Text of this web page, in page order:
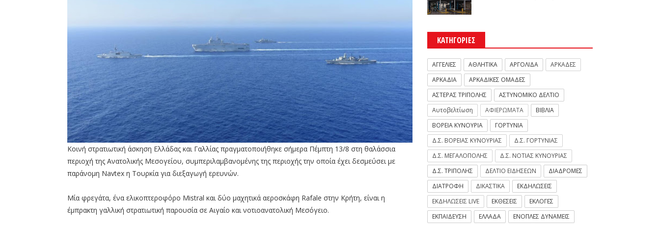
Κοινή στρατιωτική άσκηση Ελλάδας και Γαλλίας πραγματοποιήθηκε σήμερα Πέμπτη 13/8 στη θαλάσσια
περιοχή της Ανατολικής Μεσογείου, συμπεριλαμβανομένης της περιοχής την οποία έχει δεσμεύσει με
παράνομη Navtex η Τουρκία για διεξαγωγή ερευνών.
Μία φρεγάτα, ένα ελικοπτεροφόρο Mistral και δύο μαχητικά αεροσκάφη Rafale στην Κρήτη, είναι η
έμπρακτη γαλλική στρατιωτική παρουσία σε Αιγαίο και νοτιοανατολική Μεσόγειο.
ΚΑΤΗΓΟΡΙΕΣ
ΑΓΓΕΛΙΕΣ ΑΘΛΗΤΙΚΑ ΑΡΓΟΛΙΔΑ
ΑΡΚΑΔΕΣ
ΑΡΚΑΔΙΑ
ΑΡΚΑΔΙΚΕΣ ΟΜΑΔΕΣ
ΑΣΤΕΡΑΣ ΤΡΙΠΟΛΗΣ
ΑΣΤΥΝΟΜΙΚΟ ΔΕΛΤΙΟ
Αυτοβελτίωση
ΑΦΙΕΡΩΜΑΤΑ
ΒΙΒΛΙΑ
ΒΟΡΕΙΑ ΚΥΝΟΥΡΙΑ
ΓΟΡΤΥΝΙΑ
Δ.Σ. ΒΟΡΕΙΑΣ ΚΥΝΟΥΡΙΑΣ
Δ.Σ. ΓΟΡΤΥΝΙΑΣ
Δ.Σ. ΜΕΓΑΛΟΠΟΛΗΣ
Δ.Σ. ΝΟΤΙΑΣ ΚΥΝΟΥΡΙΑΣ
Δ.Σ. ΤΡΙΠΟΛΗΣ
ΔΕΛΤΙΟ ΕΙΔΗΣΕΩΝ
ΔΙΑΔΡΟΜΕΣ
ΔΙΑΤΡΟΦΗ
ΔΙΚΑΣΤΙΚΑ
ΕΚΔΗΛΩΣΕΙΣ
ΕΚΔΗΛΩΣΕΙΣ LIVE
ΕΚΘΕΣΕΙΣ
ΕΚΛΟΓΕΣ
ΕΚΠΑΙΔΕΥΣΗ
ΕΛΛΑΔΑ
ΕΝΟΠΛΕΣ ΔΥΝΑΜΕΙΣ